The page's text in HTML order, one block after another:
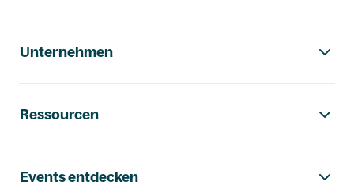
Unternehmen
Ressourcen
Events entdecken